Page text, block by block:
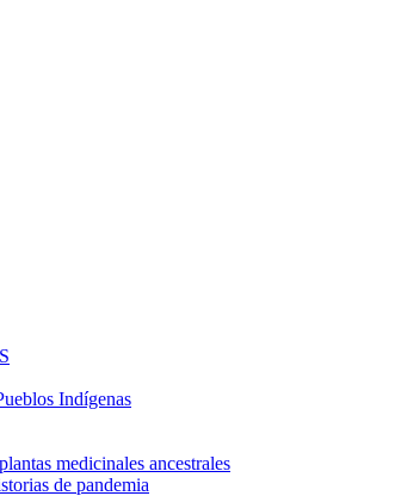
Indígenas
medicinales ancestrales
de pandemia